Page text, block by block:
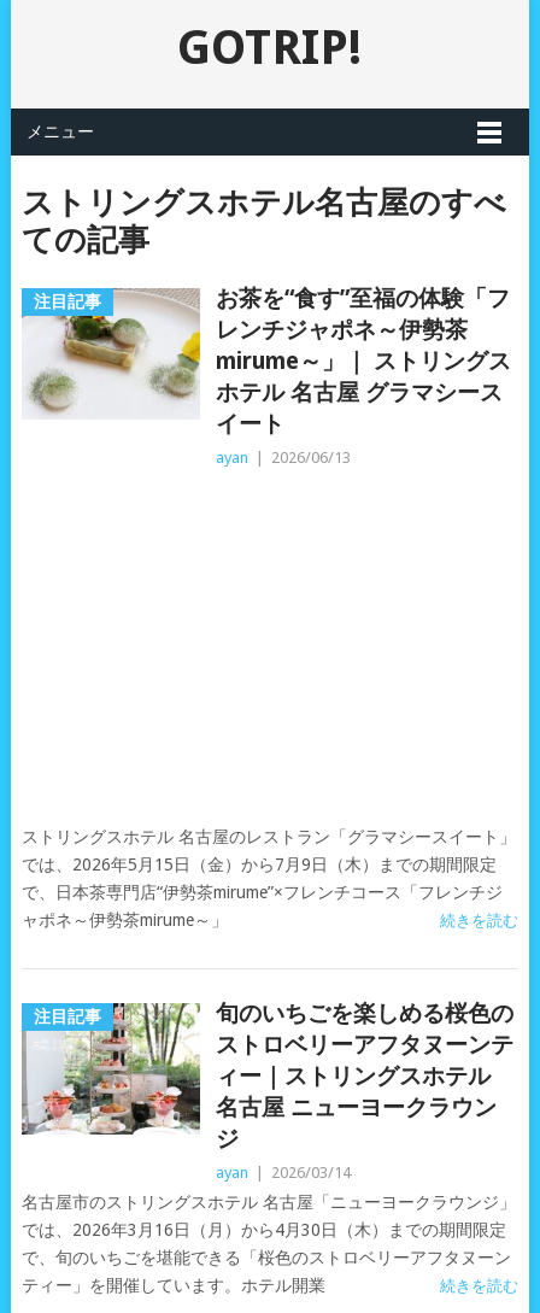
GOTRIP!
メニュー
ストリングスホテル名古屋のすべ
ての記事
注目記事
お茶を“食す”至福の体験「フ
レンチジャポネ～伊勢茶
mirume～」｜ ストリングス
ホテル 名古屋 グラマシース
イート
ayan 2026/06/13
ストリングスホテル 名古屋のレストラン「グラマシースイート」
では、2026年5月15日（金）から7月9日（木）までの期間限定
で、日本茶専門店“伊勢茶mirume”×フレンチコース「フレンチジ
ャポネ～伊勢茶mirume～」
続きを読む
注目記事
旬のいちごを楽しめる桜色の
ストロベリーアフタヌーンテ
ィー｜ストリングスホテル
名古屋 ニューヨークラウン
ジ
ayan 2026/03/14
名古屋市のストリングスホテル 名古屋「ニューヨークラウンジ」
では、2026年3月16日（月）から4月30日（木）までの期間限定
で、旬のいちごを堪能できる「桜色のストロベリーアフタヌーン
ティー」を開催しています。ホテル開業
続きを読む